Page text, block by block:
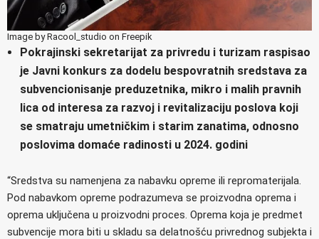
Image by Racool_studio on Freepik
Pokrajinski sekretarijat za privredu i turizam raspisao
je Javni konkurs za dodelu bespovratnih sredstava za
subvencionisanje preduzetnika, mikro i malih pravnih
lica od interesa za razvoj i revitalizaciju poslova koji
se smatraju umetničkim i starim zanatima, odnosno
poslovima domaće radinosti u 2024. godini
“Sredstva su namenjena za nabavku opreme ili repromaterijala.
Pod nabavkom opreme podrazumeva se proizvodna oprema i
oprema uključena u proizvodni proces. Oprema koja je predmet
subvencije mora biti u skladu sa delatnošću privrednog subjekta i